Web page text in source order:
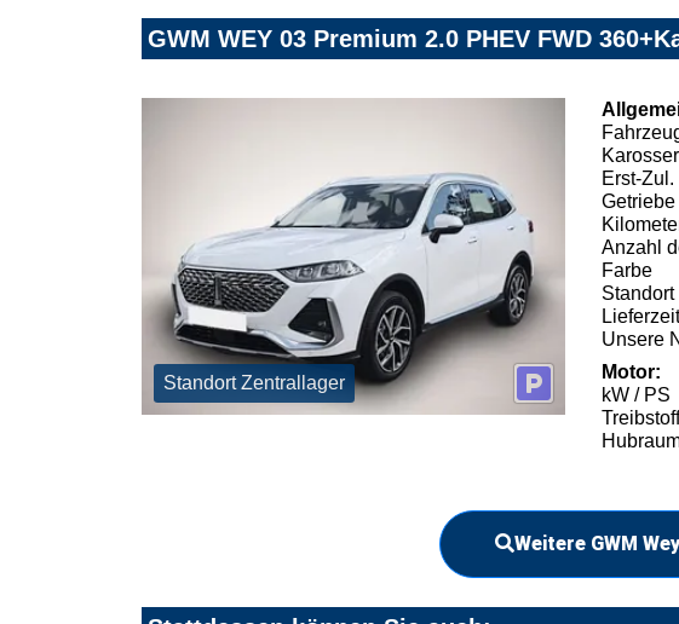
GWM WEY 03 Premium 2.0 PHEV FWD
Standort Zentrallager
Erst-Zul.
Getriebe
Anzahl
Farbe
Standort
Lieferzeit
Unsere
Motor:
kW / PS
Treibstoff
Weitere GWM